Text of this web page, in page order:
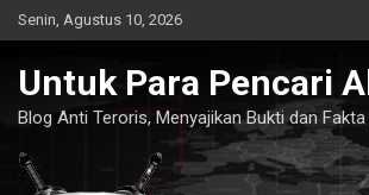
Skip
to
Senin, Agustus 10, 2026
Untuk Para Pencari
Blog Anti Teroris, Menyajikan Bukti dan